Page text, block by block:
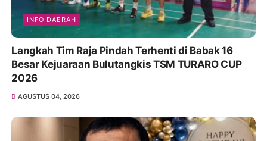
INFO DAERAH
Langkah Tim Raja Pindah Terhenti di Babak 16
Besar Kejuaraan Bulutangkis TSM TURARO CUP
2026
AGUSTUS 04, 2026